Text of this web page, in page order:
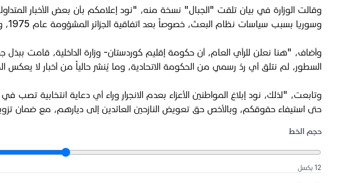
وقالت الوزارة في بيان تلقت "الجبال" نسخة منه، "نود إعلامكم بأن بعض الأخبار
وسوريا بسبب سياسات نظام البعث، خصوصاً بعد اتفاقية الجزائر المشؤومة عام 1975، والذين عادوا إلى إقليم كوردستان بعد انتفاضة شعبنا عام 1991".
وأضاف، "هنا نعلن للرأي العام، أن حكومة إقليم كوردستان- وزارة الداخلية، قامت ببذل
السطور، لم نتلق أي ردّ رسمي من الحكومة الاتحادية، وما يُنشر حالياً من أخبار لا يعكس
وتابعت، "لذلك، نود إبلاغ المواطنين الأعزاء بعدم الانجرار وراء أي دعاية
حتى استيفاء حقوقكم، وبالأخص حق تعويض النازحين العائدين إلى ديارهم، مع ضمان
حجم الخط
12 بكسل